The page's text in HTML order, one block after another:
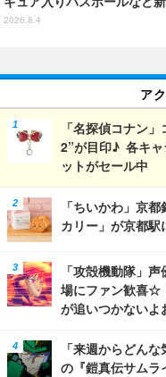
が登場！ ミミックに食べら
2026.8.4
ア
「名探偵コナン
2”が目印♪ 各キャ
ットがセール中
「ちいかわ」京
カリー」が京都駅
「攻殻機動隊」
場にファン歓喜☆
が追いつかないよ
「来週からどん
の『鎧真伝サムラ